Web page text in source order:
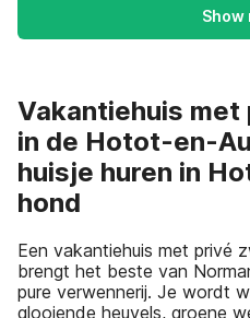
Show
Vakantiehuis
in de Hotot-en-
huisje huren in
hond
Een vakantiehuis met privé
brengt het beste van
pure verwennerij. Je wordt
glooiende heuvels, groene